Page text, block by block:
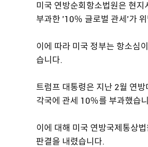
미국 연방순회항소법원은 현
부과한 '10％ 글로벌 관세'가
이에 따라 미국 정부는 항소심
습니다.
트럼프 대통령은 지난 2월 연
각국에 관세 10％를 부과했습
이에 대해 미국 연방국제통상
판결을 내렸습니다.